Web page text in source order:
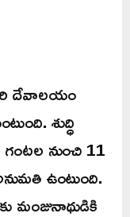
దేవాలయం
శుద్ధి
నుంచి 11
ఉంటుంది.
మంజునాథుడికి